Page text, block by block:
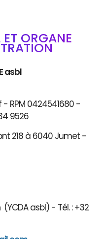
ORGANE
asbl
RPM 0424541680 -
9526
218 à 6040 Jumet -
(YCDA asbl) - Tél. : +32